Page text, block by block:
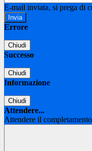
E-mail inviata, si prega di
Errore
Chiudi
Successo
Chiudi
Informazione
Chiudi
Attendere...
Attendere il